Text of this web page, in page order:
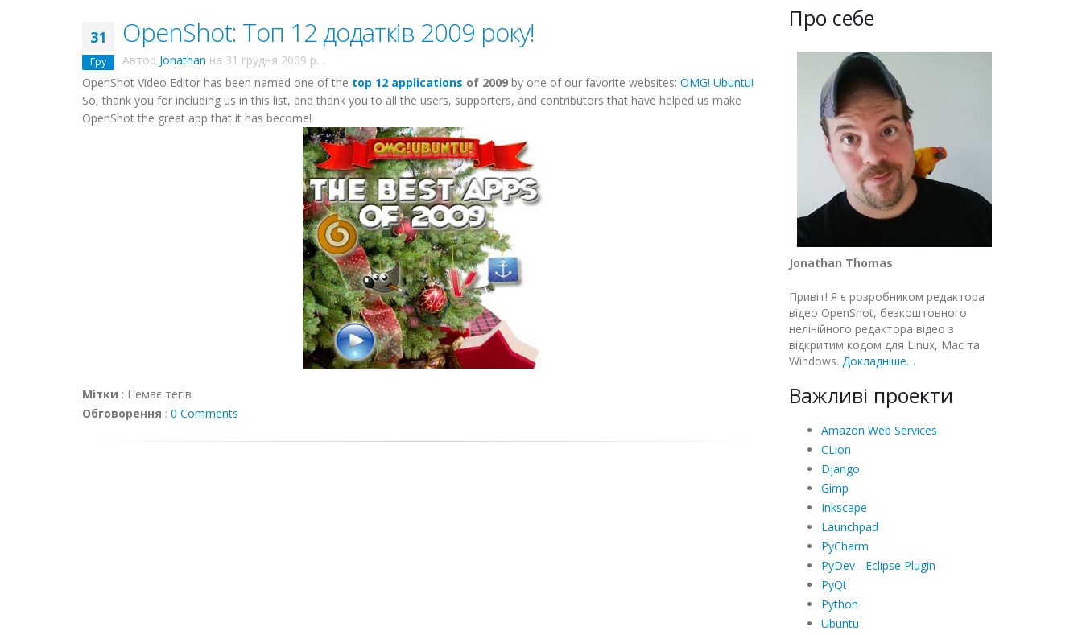
31
Гру
OpenShot: Топ 12 додатків 2009 року!
Автор Jonathan на 31 грудня 2009 р. .
OpenShot Video Editor has been named one of the top 12 applications of 2009 by one of our favorite websites: OMG! Ubuntu!
So, thank you for including us in this list, and thank you to all the users, supporters, and contributors that have helped us make
OpenShot the great app that it has become!
Мітки : Немає тегів
Обговорення : 0 Comments
Про себе
Jonathan Thomas
Привіт! Я є розробником редактора
відео OpenShot, безкоштовного
нелінійного редактора відео з
відкритим кодом для Linux, Mac та
Windows. Докладніше…
Важливі проекти
Amazon Web Services
CLion
Django
Gimp
Inkscape
Launchpad
PyCharm
PyDev - Eclipse Plugin
PyQt
Python
Ubuntu